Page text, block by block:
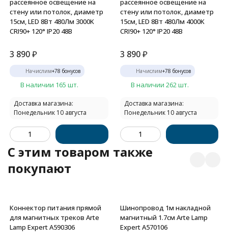
стену или потолок, диаметр
15см, LED 8Вт 480Лм 3000K
CRI90+ 120° IP20 48В
3 890₽
Начислим+78 бонусов
В наличии 165 шт.
Доставка магазина:
Понедельник 10 августа
стену или потолок, диаметр
15см, LED 8Вт 480Лм 4000K
CRI90+ 120° IP20 48В
3 890 ₽
Начислим+78 бонусов
В наличии 262 шт.
Доставка магазина:
Понедельник 10 августа
C этим товаром также
покупают
Коннектор питания прямой
для магнитных треков Arte
Lamp Expert A590306
Шинопровод 1м накладной
магнитный 1.7см Arte Lamp
Expert A570106